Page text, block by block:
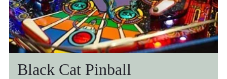
Black Cat Pinball